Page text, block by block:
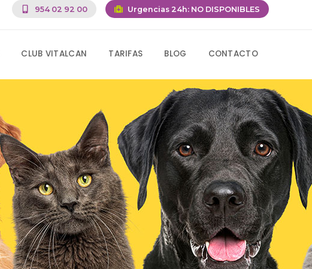
Urgencias 24h: NO DISPONIBLES
954 02 92 00
CLUB VITALCAN TARIFAS BLOG CONTACTO